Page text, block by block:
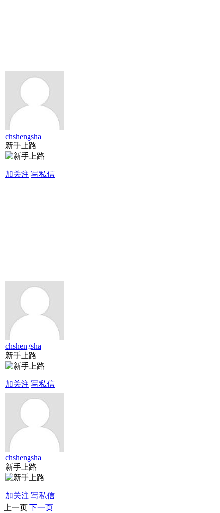
chshengsha
新手上路
加关注 写私信
chshengsha
新手上路
加关注 写私信
chshengsha
新手上路
加关注 写私信
上一页 下一页